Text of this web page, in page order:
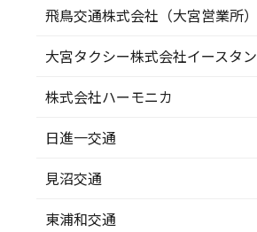
飛鳥交通株式会社（大宮営業所）
大宮タクシー株式会社イースタン
株式会社ハーモニカ
日進一交通
見沼交通
東浦和交通